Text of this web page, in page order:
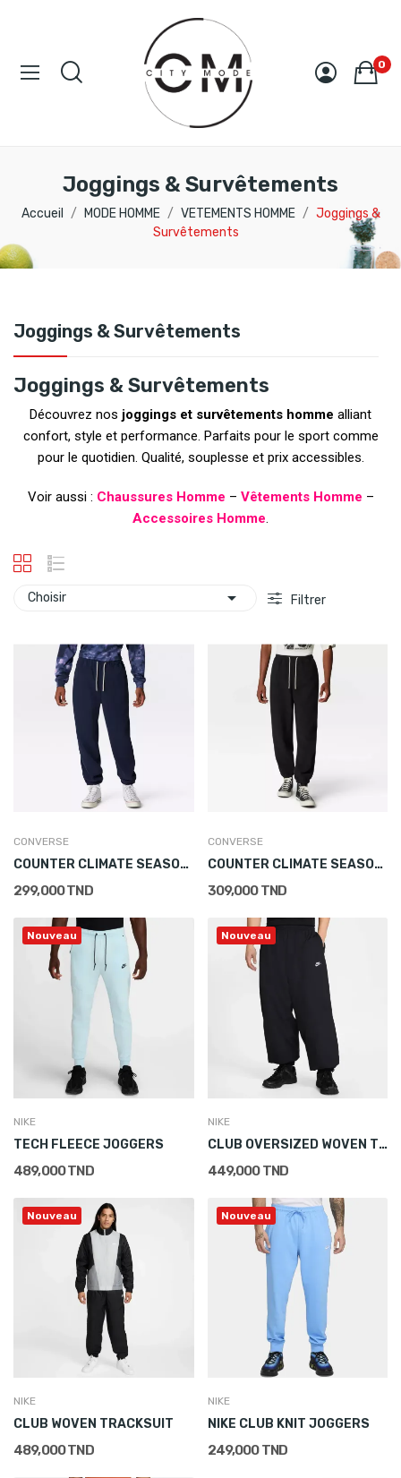
0
Joggings & Survêtements
Accueil MODE HOMME VETEMENTS HOMME
Joggings &
Survêtements
Joggings & Survêtements
Joggings & Survêtements
Découvrez nos joggings et survêtements homme alliant
confort, style et performance. Parfaits pour le sport comme
pour le quotidien. Qualité, souplesse et prix accessibles.
Voir aussi : Chaussures Homme – Vêtements Homme –
Accessoires Homme
Choisir  Filtrer
CONVERSE
COUNTER CLIMATE SEASONAL FABRIC PANT
299,000 TND
CONVERSE
COUNTER CLIMATE SEASONAL FABRIC PANT
309,000 TND
Nouveau
NIKE
TECH FLEECE JOGGERS
489,000 TND
Nouveau
NIKE
CLUB OVERSIZED WOVEN TRACKSUIT BOTTOMS
449,000 TND
Nouveau
NIKE
CLUB WOVEN TRACKSUIT
489,000 TND
Nouveau
NIKE
NIKE CLUB KNIT JOGGERS
249,000 TND